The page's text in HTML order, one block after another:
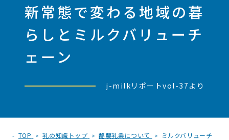
新常態で変わる地域の暮
らしとミルクバリューチ
ェーン
j-milkリポートvol-37より
TOP 乳の知識トップ 酪農乳業について
ミルクバリューチ